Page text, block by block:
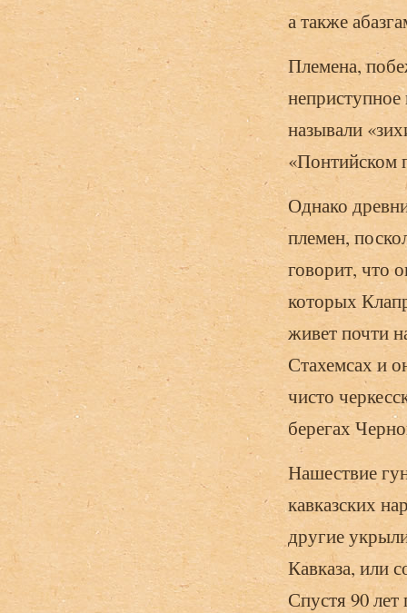
а также
Племена,
называли
«Понтийском
Однако
племен,
говорит, что
которых
живет почти
Стахемсах и
чисто
берегах
Нашествие
кавказских
другие
Кавказа, или
Спустя 90